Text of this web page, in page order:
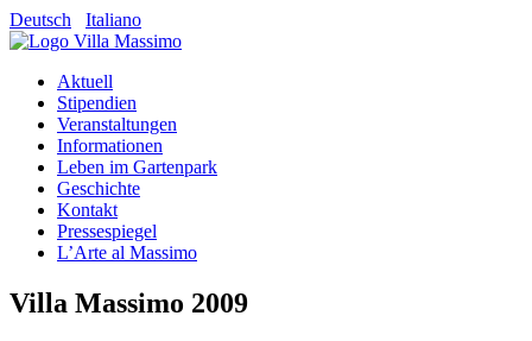
Deutsch Italiano
Aktuell
Stipendien
Veranstaltungen
Informationen
Leben im Gartenpark
Geschichte
Kontakt
Pressespiegel
L’Arte al Massimo
Villa Massimo 2009